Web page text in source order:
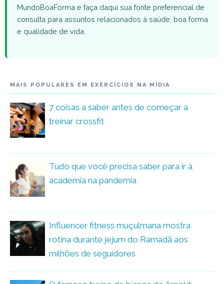
MundoBoaForma e faça daqui sua fonte preferencial de
consulta para assuntos relacionados à saúde, boa forma
e qualidade de vida.
MAIS POPULARES EM EXERCÍCIOS NA MÍDIA
7 coisas a saber antes de começar a
treinar crossfit
Tudo que você precisa saber para ir à
academia na pandemia
Influencer fitness muçulmana mostra
rotina durante jejum do Ramadã aos
milhões de seguidores